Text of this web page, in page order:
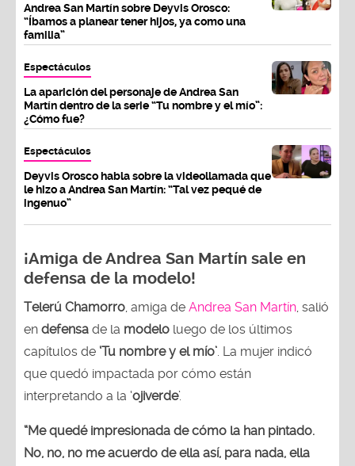
Andrea San Martín sobre Deyvis Orosco:
“Íbamos a planear tener hijos, ya como una
familia”
Espectáculos
La aparición del personaje de Andrea San
Martín dentro de la serie “Tu nombre y el mío”:
¿Cómo fue?
Espectáculos
Deyvis Orosco habla sobre la videollamada que
le hizo a Andrea San Martín: “Tal vez pequé de
ingenuo”
¡Amiga de Andrea San Martín sale en
defensa de la modelo!
Telerú Chamorro , amiga de Andrea San Martín , salió
en defensa de la modelo luego de los últimos
capítulos de ‘Tu nombre y el mío’ . La mujer indicó
que quedó impactada por cómo están
interpretando a la ‘ojiverde’.
“Me quedé impresionada de cómo la han pintado.
No, no, no me acuerdo de ella así, para nada, ella